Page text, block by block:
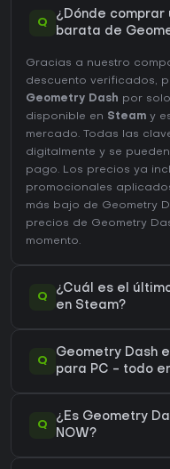
Q
¿Dónde comprar
barata de
Gracias a nuestro
descuento verificados,
Geometry Dash por solo
disponible en Steam y
mercado. Todas las
digitalmente y se
pago. Los precios ya
promocionales
más bajo de Geometry
precios de Geometry
momento.
Q
¿Cuál es el
en Steam?
Q
Geometry Dash
para PC - todo
Q
¿Es Geometry
NOW?